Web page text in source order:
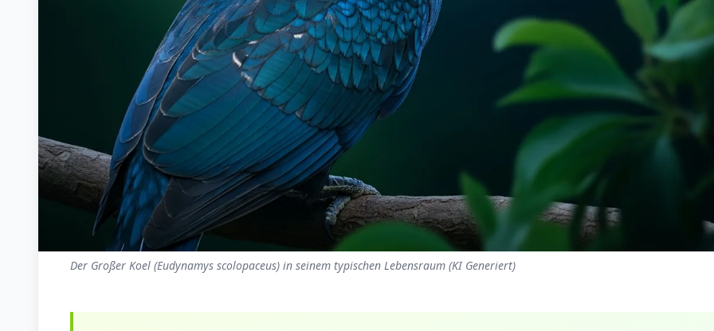
Der Großer Koel (Eudynamys scolopaceus) in seinem typischen Lebensraum (KI Generiert)